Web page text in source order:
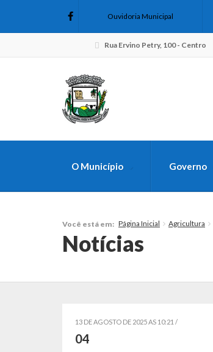
Ouvidoria Municipal
Rua Ervino Petry, 100 - Centro
O Município Governo
Você está em: Página Inicial Agricultura
Notícias
13 DE AGOSTO DE 2025 AS 10:21 /
04